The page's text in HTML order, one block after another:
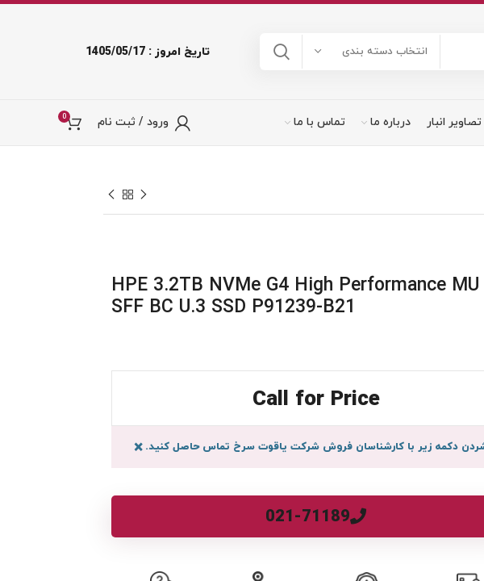
انتخاب دسته بندی تاریخ امروز : 1405/05/17
تصاویر انبار درباره ما تماس با ما ورود / ثبت نام 0
HPE 3.2TB NVMe G4 High Performance MU
SFF BC U.3 SSD P91239-B21
Call for Price
دکمه زیر با کارشناسان فروش شرکت یاقوت سرخ تماس حاصل کنید.×
021-71189